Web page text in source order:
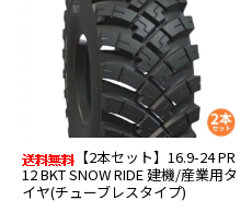
【2本セット】16.9-24 PR
12 BKT SNOW RIDE 建機/産業用タ
イヤ(チューブレスタイプ)